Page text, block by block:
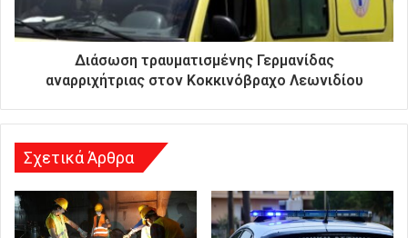
ι
ε
ν
Διάσωση τραυματισμένης Γερμανίδας
αναρριχήτριας στον Κοκκινόβραχο Λεωνιδίου
Σχετικά Άρθρα